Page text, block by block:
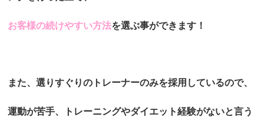
お客様の続けやすい方法を選ぶ事ができます！
また、選りすぐりのトレーナーのみを採用しているので、
運動が苦手、トレーニングやダイエット経験がないと言う